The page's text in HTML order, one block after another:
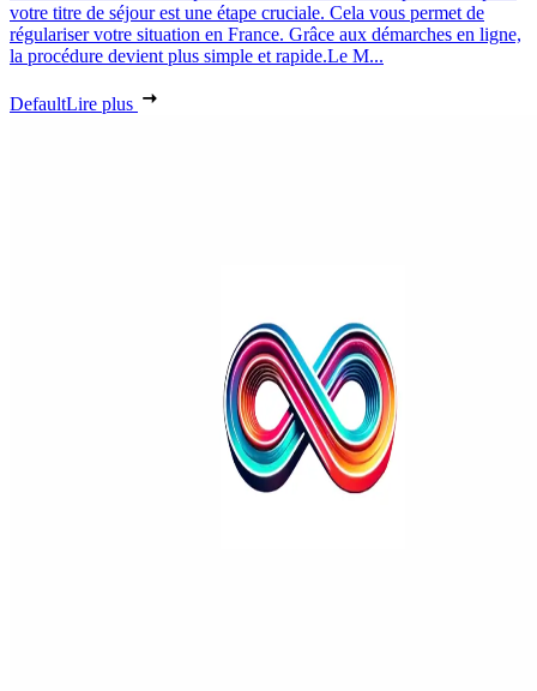
votre titre de séjour est une étape cruciale. Cela vous permet de
régulariser votre situation en France. Grâce aux démarches en ligne,
la procédure devient plus simple et rapide.Le M...
DefaultLire plus